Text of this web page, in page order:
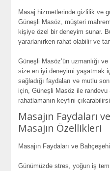
Masaj hizmetlerinde gizlilik ve
Güneşli Masöz, müşteri
kişiye özel bir deneyim sunar.
yararlanırken rahat olabilir ve
Güneşli Masöz’ün uzmanlığı
size en iyi deneyimi yaşatmak
sağladığı faydaları ve mutlu
için, Güneşli Masöz ile
rahatlamanın keyfini
Masajın Faydaları
Masajın Özellikleri
Masajın Faydaları ve
Günümüzde stres, yoğun iş